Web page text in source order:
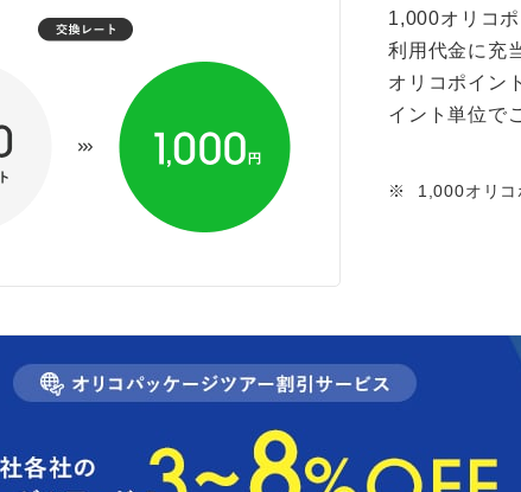
1,000オリコ
利用代金に充
オリコポイン
イント単位で
※ 1,000オリコ